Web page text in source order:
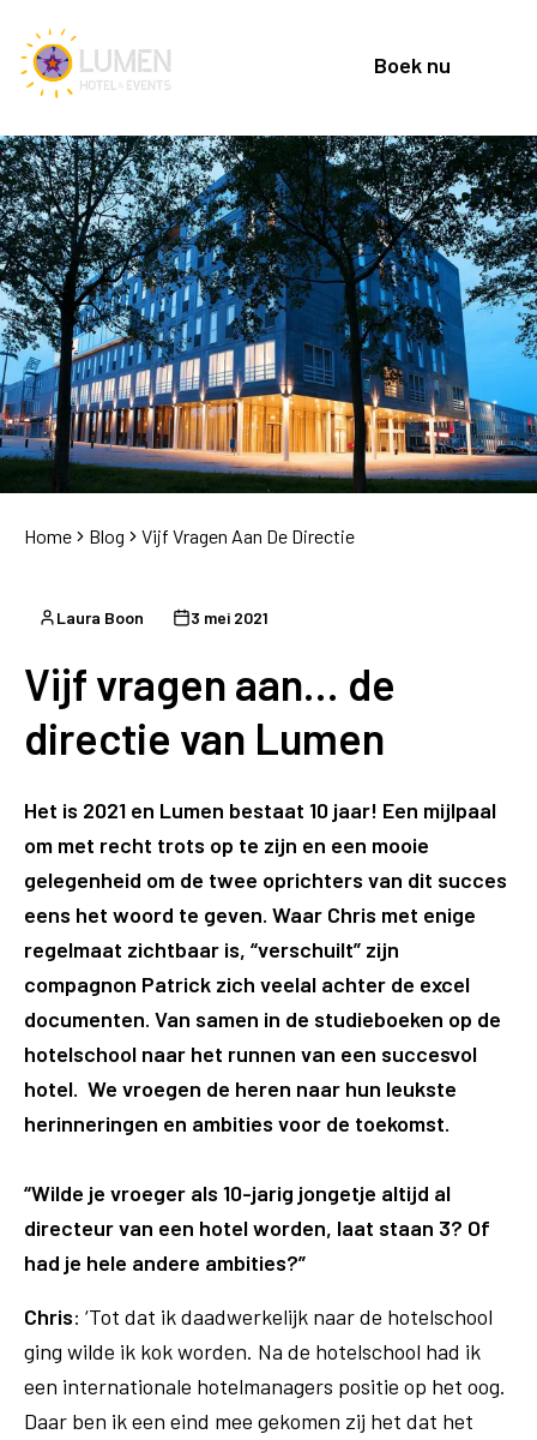
Boek nu
Home Blog Vijf Vragen Aan De Directie
Laura Boon 3 mei 2021
Vijf vragen aan... de
directie van Lumen
Het is 2021 en Lumen bestaat 10 jaar! Een mijlpaal
om met recht trots op te zijn en een mooie
gelegenheid om de twee oprichters van dit succes
eens het woord te geven. Waar Chris met enige
regelmaat zichtbaar is, “verschuilt” zijn
compagnon Patrick zich veelal achter de excel
documenten. Van samen in de studieboeken op de
hotelschool naar het runnen van een succesvol
hotel. We vroegen de heren naar hun leukste
herinneringen en ambities voor de toekomst.
“Wilde je vroeger als 10-jarig jongetje altijd al
directeur van een hotel worden, laat staan 3? Of
had je hele andere ambities?”
Chris: ‘Tot dat ik daadwerkelijk naar de hotelschool
ging wilde ik kok worden. Na de hotelschool had ik
een internationale hotelmanagers positie op het oog.
Daar ben ik een eind mee gekomen zij het dat het